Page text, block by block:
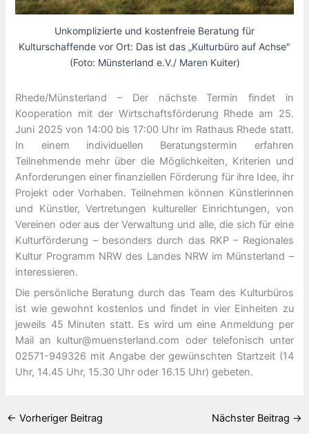
Unkomplizierte und kostenfreie Beratung für
Kulturschaffende vor Ort: Das ist das „Kulturbüro auf Achse"
(Foto: Münsterland e.V./ Maren Kuiter)
Rhede/Münsterland – Der nächste Termin findet in
Kooperation mit der Wirtschaftsförderung Rhede am 25.
Juni 2025 von 14:00 bis 17:00 Uhr im Rathaus Rhede statt.
In einem individuellen Beratungstermin erfahren
Teilnehmende mehr über die Möglichkeiten, Kriterien und
Anforderungen einer finanziellen Förderung für ihre Idee, ihr
Projekt oder Vorhaben. Teilnehmen können Künstlerinnen
und Künstler, Vertretungen kultureller Einrichtungen, von
Vereinen oder aus der Verwaltung und alle, die sich für eine
Kulturförderung – besonders durch das RKP – Regionales
Kultur Programm NRW des Landes NRW im Münsterland –
interessieren.
Die persönliche Beratung durch das Team des Kulturbüros
ist wie gewohnt kostenlos und findet in vier Einheiten zu
jeweils 45 Minuten statt. Es wird um eine Anmeldung per
Mail an kultur@muensterland.com oder telefonisch unter
02571-949326 mit Angabe der gewünschten Startzeit (14
Uhr, 14.45 Uhr, 15.30 Uhr oder 16.15 Uhr) gebeten.
← Vorheriger Beitrag Nächster Beitrag →